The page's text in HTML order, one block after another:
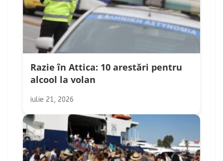
Razie în Attica: 10 arestări pentru
alcool la volan
iulie 21, 2026